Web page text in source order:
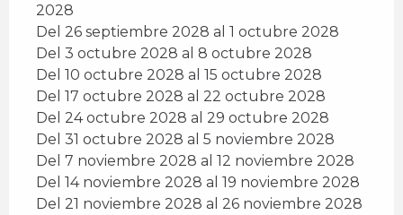
2028
Del 26 septiembre 2028 al 1 octubre 2028
Del 3 octubre 2028 al 8 octubre 2028
Del 10 octubre 2028 al 15 octubre 2028
Del 17 octubre 2028 al 22 octubre 2028
Del 24 octubre 2028 al 29 octubre 2028
Del 31 octubre 2028 al 5 noviembre 2028
Del 7 noviembre 2028 al 12 noviembre 2028
Del 14 noviembre 2028 al 19 noviembre 2028
Del 21 noviembre 2028 al 26 noviembre 2028